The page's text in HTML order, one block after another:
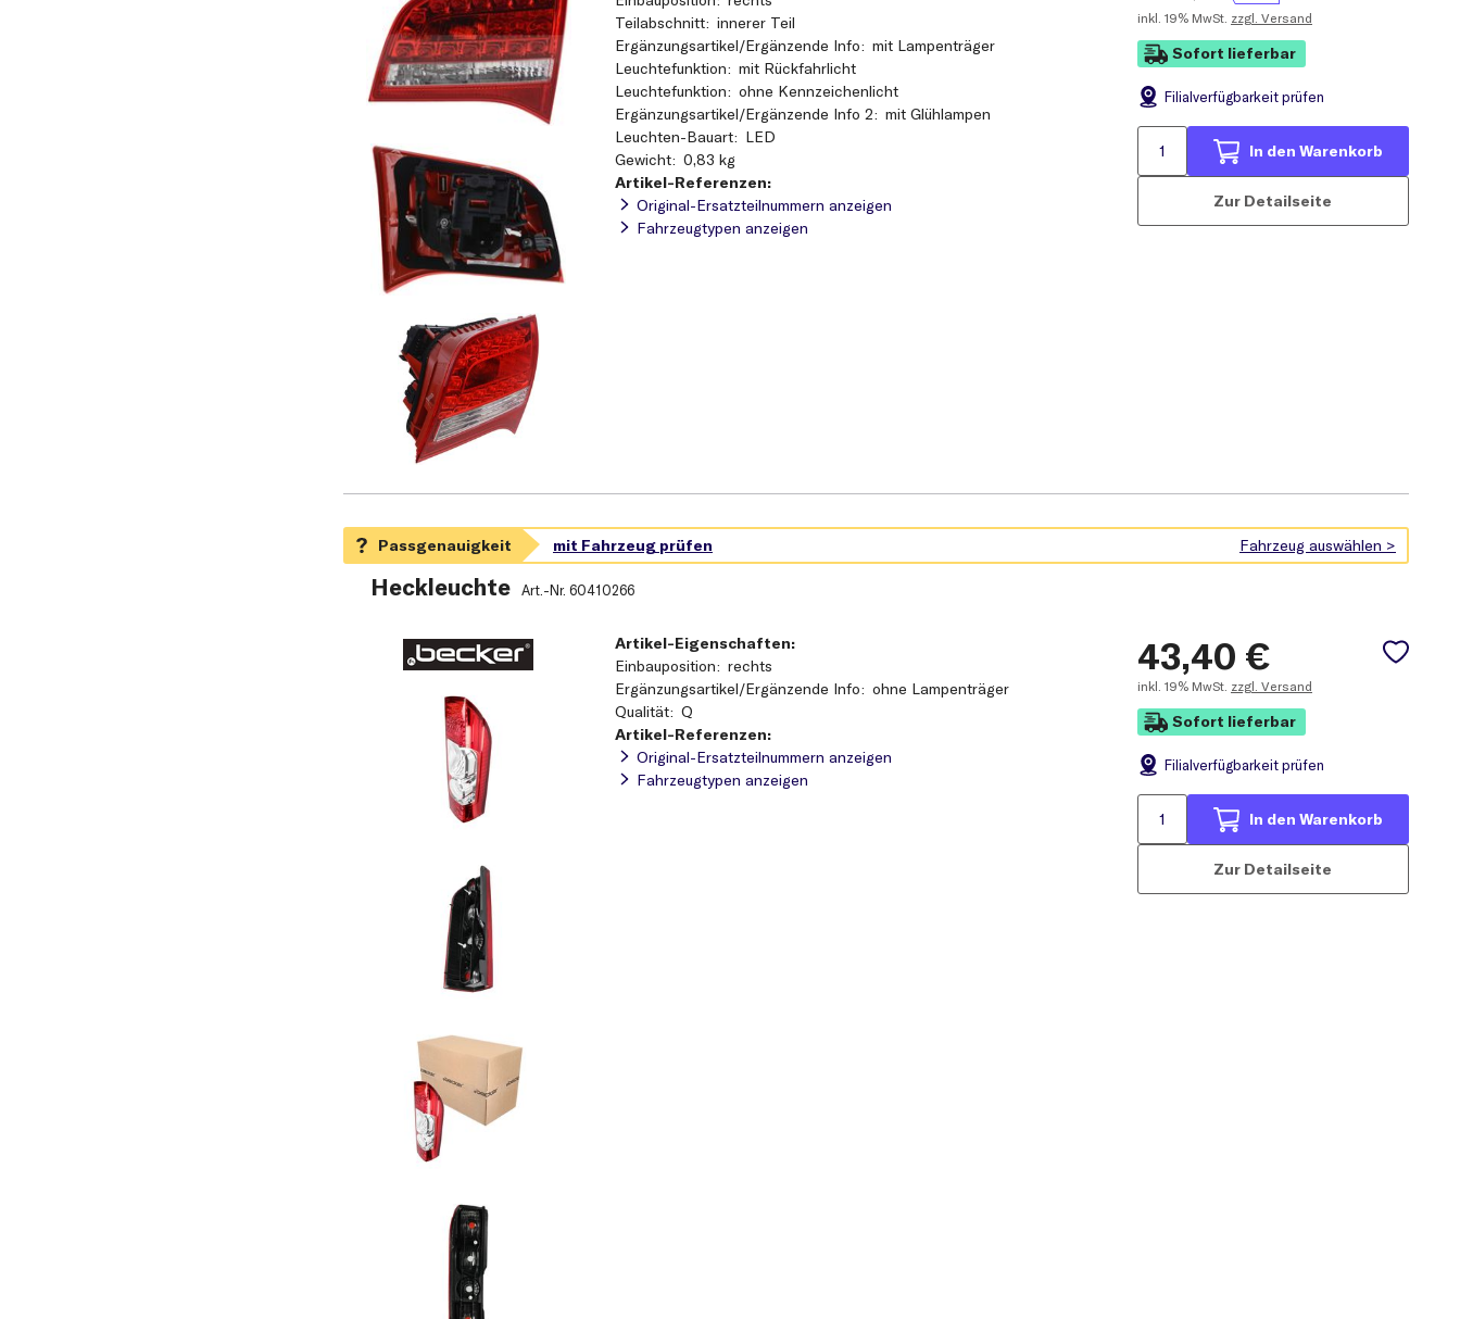
inkl. 19% MwSt. zzgl. Versand
Sofort lieferbar
Filialverfügbarkeit prüfen
In den Warenkorb
Zur Detailseite
Teilabschnitt innerer Teil
Ergänzungsartikel/Ergänzende Info mit Lampenträger
Leuchtefunktion mit Rückfahrlicht
Leuchtefunktion ohne Kennzeichenlicht
Ergänzungsartikel/Ergänzende Info 2 mit Glühlampen
Leuchten-Bauart LED
Gewicht 0,83 kg
Artikel-Referenzen:
Original-Ersatzteilnummern anzeigen
Fahrzeugtypen anzeigen
Heckleuchte Art.-Nr. 60410266
43,40 €
inkl. 19% MwSt. zzgl. Versand
Sofort lieferbar
Filialverfügbarkeit prüfen
In den Warenkorb
Zur Detailseite
Artikel-Eigenschaften:
Einbauposition rechts
Ergänzungsartikel/Ergänzende Info ohne Lampenträger
Qualität Q
Artikel-Referenzen:
Original-Ersatzteilnummern anzeigen
Fahrzeugtypen anzeigen